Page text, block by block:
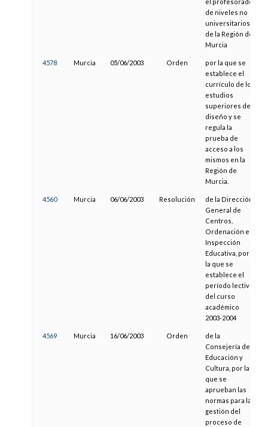
el profesorado
de niveles no
universitarios
de la Región de
Murcia
4578 Murcia 05/06/2003 Orden
por la que se
establece el
currículo de los
estudios
superiores de
diseño y se
regula la
prueba de
acceso a los
mismos en la
Región de
Murcia.
4560 Murcia 06/06/2003 Resolución
de la Dirección
General de
Centros,
Ordenación e
Inspección
Educativa, por
la que se
establece el
período lectivo
del curso
académico
2003-2004
4569 Murcia 16/06/2003 Orden
de la
Consejería de
Educación y
Cultura, por la
que se
aprueban las
normas para la
gestión del
proceso de